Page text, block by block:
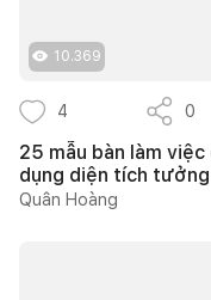
10.369
4 0
25 mẫu bàn làm
dụng diện tích
Quân Hoàng